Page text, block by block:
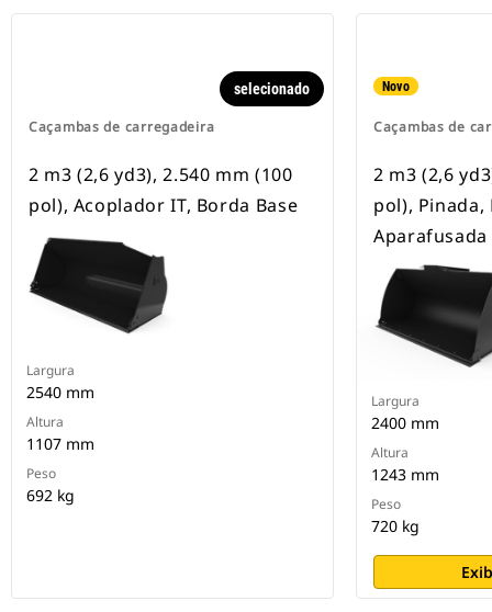
Caçambas de carregadeira
selecionado
2 m3 (2,6 yd3), 2.540 mm (100
pol), Acoplador IT, Borda Base
Largura
2540 mm
Altura
1107 mm
Peso
692 kg
Novo
Caçambas de
2 m3 (2,6
pol),
Aparafusada
Largura
2400 mm
Altura
1243 mm
Peso
720 kg